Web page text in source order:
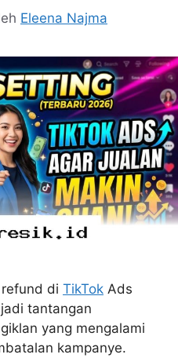
Eleena Najma
di TikTok Ads
tantangan
yang mengalami
kampanye.